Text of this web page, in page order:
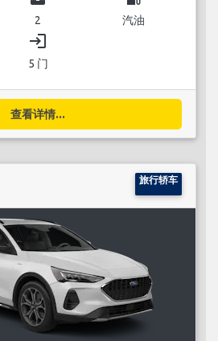
2 汽油
login
5 门
查看详情...
旅行轿车